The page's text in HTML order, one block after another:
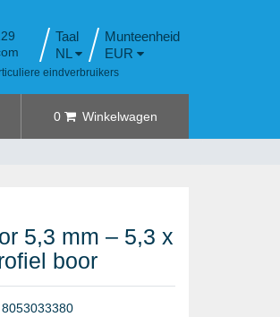
Taal
NL
EUR
0 Winkelwagen
eindverbruikers
5,3 mm – 5,3 x
boor
8053033380